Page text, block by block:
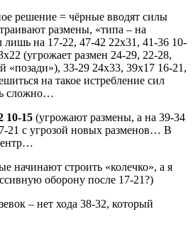
решение = чёрные вводят силы
размены, «типа – на
на 17-22, 47-42 22х31, 41-36 10-
(угрожает размен 24-29, 22-28,
«позади»), 33-29 24х33, 39х17 16-21,
на такое истребление сил
сложно…
10-15 (угрожают размены, а на 39-34
21 с угрозой новых разменов… В
начинают строить «колечко», а я
оборону после 17-21?)
– нет хода 38-32, который